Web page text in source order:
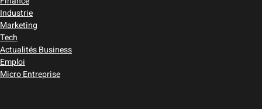
Industrie
Marketing
Tech
Actualités Business
Emploi
Micro Entreprise